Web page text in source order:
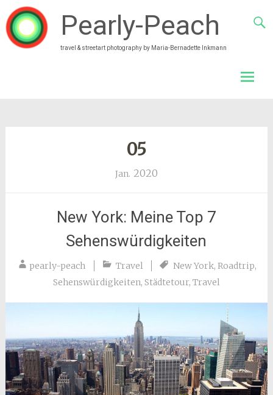
Pearly-Peach
travel & streetart photography by Maria-Bernadette Inkmann
05
Jan. 2020
New York: Meine Top 7
Sehenswürdigkeiten
pearly-peach Travel New York,Roadtrip,
Sehenswürdigkeiten, Städtetour, Travel